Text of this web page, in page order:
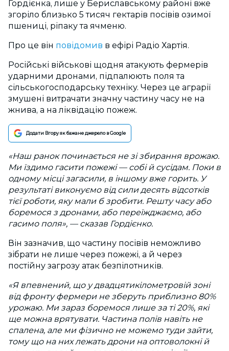
Гордієнка, лише у Бериславському районі вже
згоріло близько 5 тисяч гектарів посівів озимої
пшениці, ріпаку та ячменю.
Про це він повідомив в ефірі Радіо Хартія.
Російські військові щодня атакують фермерів
ударними дронами, підпалюють поля та
сільськогосподарську техніку. Через це аграрії
змушені витрачати значну частину часу не на
жнива, а на ліквідацію пожеж.
Додати Вгору як бажане джерело в Google
«Наш ранок починається не зі збирання врожаю.
Ми їздимо гасити пожежі — собі й сусідам. Поки в
одному місці загасили, в іншому вже горить. У
результаті виконуємо від сили десять відсотків
тієї роботи, яку мали б зробити. Решту часу або
боремося з дронами, або переїжджаємо, або
гасимо поля», — сказав Гордієнко.
Він зазначив, що частину посівів неможливо
зібрати не лише через пожежі, а й через
постійну загрозу атак безпілотників.
«Я впевнений, що у двадцятикілометровій зоні
від фронту фермери не зберуть приблизно 80%
урожаю. Ми зараз боремося лише за ті 20%, які
ще можна врятувати. Частина полів навіть не
спалена, але ми фізично не можемо туди зайти,
тому що на них лежать дрони на оптоволокні й